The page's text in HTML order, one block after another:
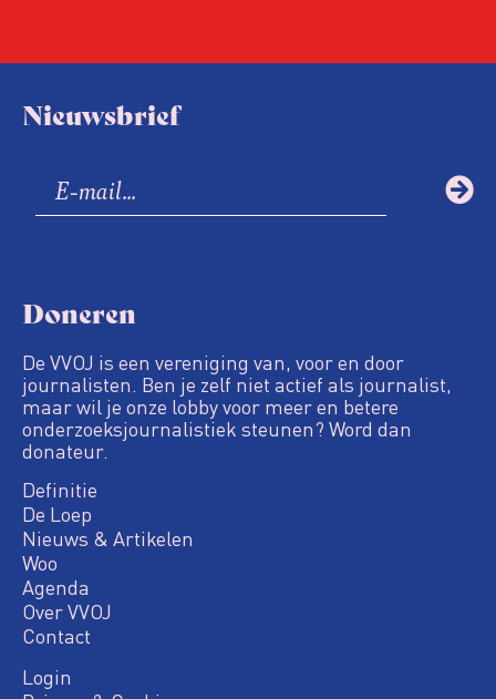
Nieuwsbrief
Doneren
De VVOJ is een vereniging van, voor en door
journalisten. Ben je zelf niet actief als journalist,
maar wil je onze lobby voor meer en betere
onderzoeksjournalistiek steunen? Word dan
donateur.
Definitie
De Loep
Nieuws & Artikelen
Woo
Agenda
Over VVOJ
Contact
Login